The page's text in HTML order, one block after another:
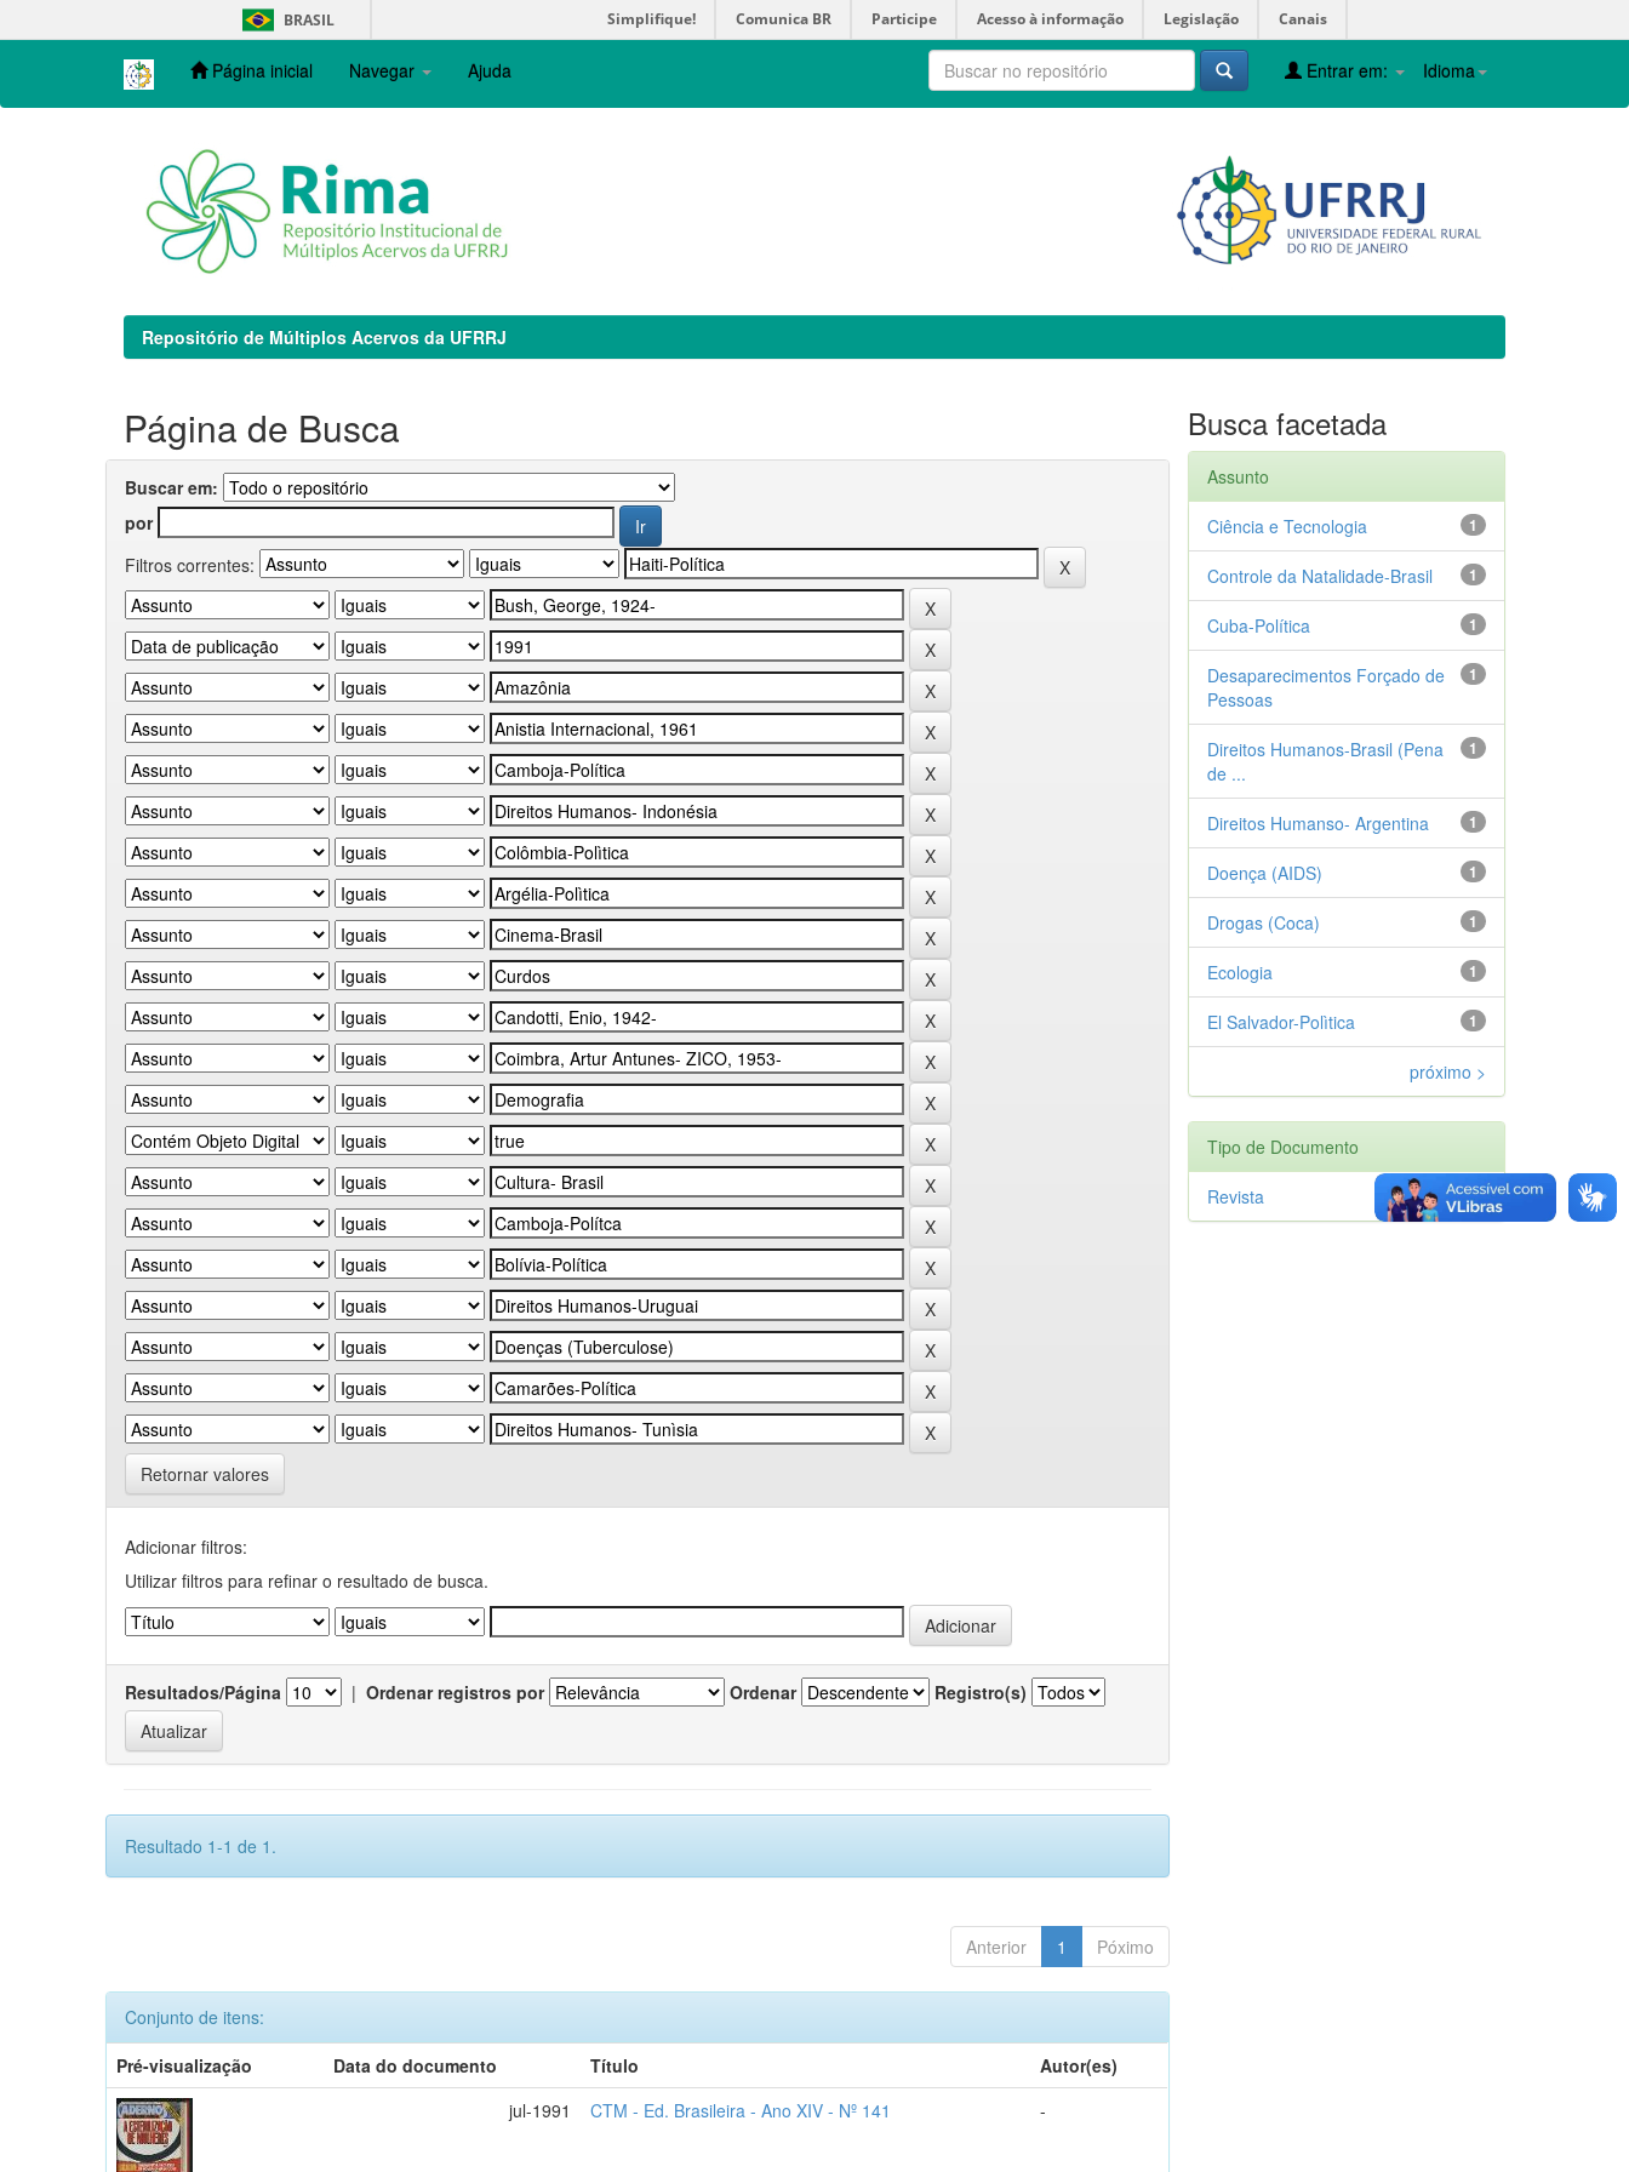
navigation
BRASIL Simplifique! Comunica BR Participe Acesso à informação Legislação Canais
Página inicial Navegar Ajuda Idioma
Entrar em:
Repositório de Múltiplos Acervos da UFRRJ
Página de Busca
Buscar em:
por
Filtros correntes:
Retornar valores
Adicionar filtros:
Utilizar filtros para refinar o resultado de busca.
Resultados/Página | Ordenar registros por Ordenar Registro(s)
Resultado 1-1 de 1.
Anterior 1 Póximo
Conjunto de itens:
Pré-visualização
Data do documento Título
Autor(es)
jul-1991
CTM - Ed. Brasileira - Ano XIV - Nº 141 -
Busca facetada
Assunto
1
Ciência e Tecnologia
1
Controle da Natalidade-Brasil
1
Cuba-Política
1
Desaparecimentos Forçado de
Pessoas
1
Direitos Humanos-Brasil (Pena
de ...
1
Direitos Humanso- Argentina
1
Doença (AIDS)
1
Drogas (Coca)
1
Ecologia
1
El Salvador-Polìtica
próximo >
Tipo de Documento
1
Revista